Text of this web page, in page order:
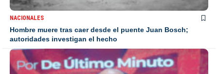
NACIONALES
Hombre muere tras caer desde el puente Juan Bosch;
autoridades investigan el hecho